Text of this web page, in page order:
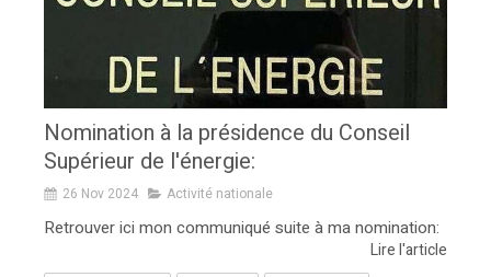
Nomination à la présidence du Conseil
Supérieur de l'énergie:
26 Nov 2024 Activité nationale
Retrouver ici mon communiqué suite à ma nomination:
Lire l'article